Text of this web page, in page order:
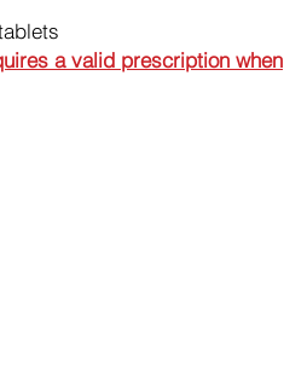
a valid prescription when